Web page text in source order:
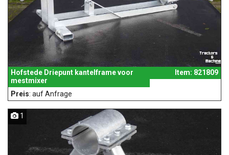
Hofstede Driepunt kantelframe voor
mestmixer
Item: 821809
Preis: auf Anfrage
1